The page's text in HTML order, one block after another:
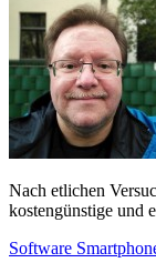
Nach etlichen Versuchen mit verschiedenen externen AkkuPacks kann ich folgende persönliche Endergebnisse festhalten: Wer eine
kostengünstige und
Software